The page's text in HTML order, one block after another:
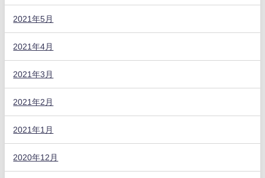
2021年5月
2021年4月
2021年3月
2021年2月
2021年1月
2020年12月